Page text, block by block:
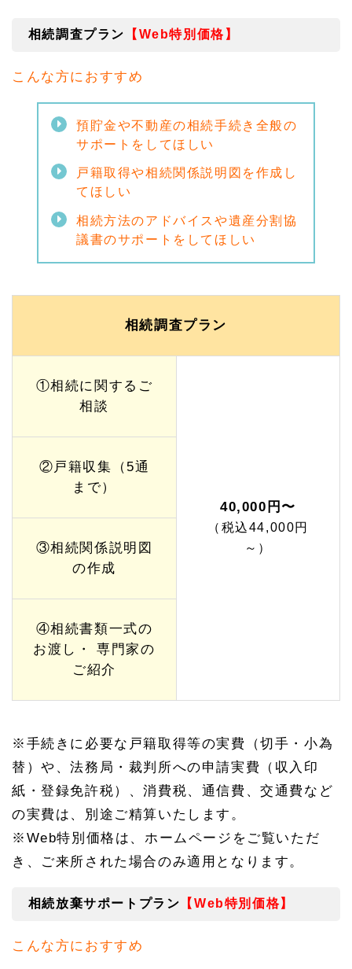
相続調査プラン 【Web特別価格】
こんな方におすすめ
預貯金や不動産の相続手続き全般の
サポートをしてほしい
戸籍取得や相続関係説明図を作成し
てほしい
相続方法のアドバイスや遺産分割協
議書のサポートをしてほしい
相続調査プラン
①相続に関するご
相談
40,000円〜
（税込44,000円
～）
②戸籍収集（5通
まで）
③相続関係説明図
の作成
④相続書類一式の
お渡し・ 専門家の
ご紹介
※手続きに必要な戸籍取得等の実費（切手・小為
替）や、法務局・裁判所への申請実費（収入印
紙・登録免許税）、消費税、通信費、交通費など
の実費は、別途ご精算いたします。
※Web特別価格は、ホームページをご覧いただ
き、ご来所された場合のみ適用となります。
相続放棄サポートプラン 【Web特別価格】
こんな方におすすめ